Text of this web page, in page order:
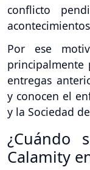
conflicto
Por ese
principalmente
entregas
y conocen el
y la Sociedad
¿Cuándo
Calamity